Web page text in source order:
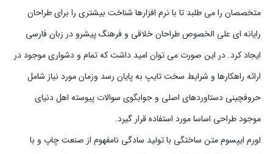
متخصصان را می طلبد تا با نرم افزارها شناخت بیشتری را برای طراحان
رایانه ای علی الخصوص طراحان خلاقی و فرهنگ پیشرو در زبان فارسی
ایجاد کرد. در این صورت می توان امید داشت که تمام و دشواری موجود در
ارائه راهکارها و شرایط سخت تایپ به پایان رسد وزمان مورد نیاز شامل
حروفچینی دستاوردهای اصلی و جوابگوی سوالات پیوسته اهل دنیای
موجود طراحی اساسا مورد استفاده قرار گیرد.
لورم ایپسوم متن ساختگی با تولید سادگی نامفهوم از صنعت چاپ و با